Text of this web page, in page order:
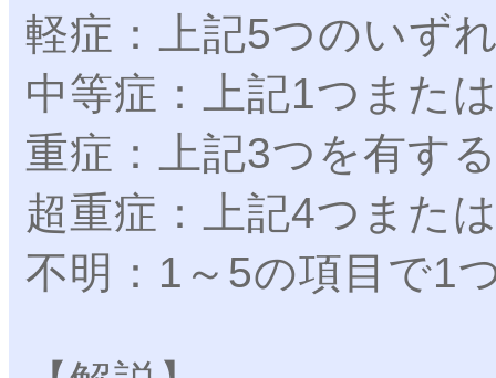
軽症：上記5つのいず
中等症：上記1つまた
重症：上記3つを有す
超重症：上記4つまた
不明：1～5の項目で1